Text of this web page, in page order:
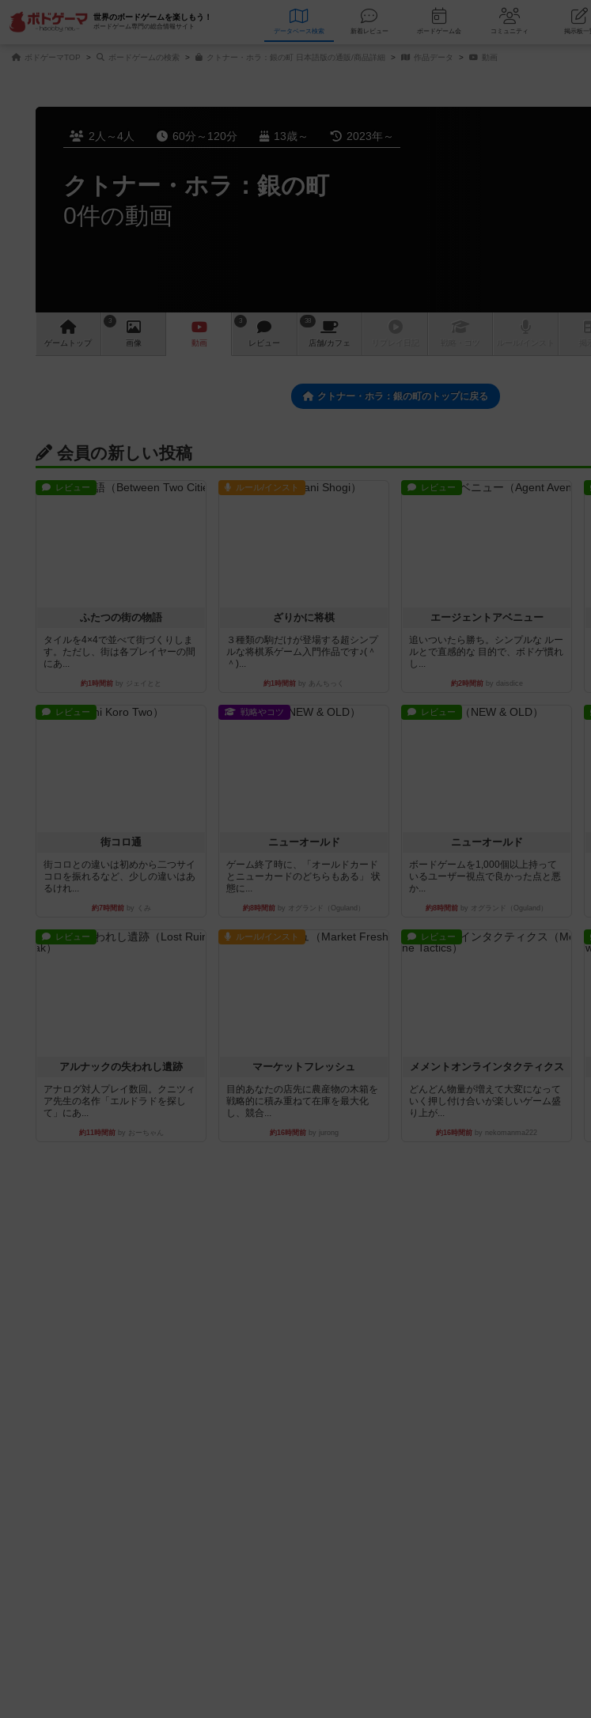
世界のボードゲームを楽しもう！
ボードゲーム専門の総合情報サイト
データベース 検索 新着レビュー ボードゲーム会 コミュニティ
ボドゲーマTOP ボードゲームの検索 クトナー・ホラ：銀の町 日本語版の通販/商品詳細 作品データ 動画
2人～4人 60分～120分 13歳～ 2023年～
クトナー・ホラ：銀の町
0件の動画
ゲーム トップ
3
画像 動画
3
レビュー
38
店舗/カフェ
クトナー・ホラ：銀の町のトップに戻る
会員の新しい投稿
レビュー
ふたつの街の物語
タイルを4×4で並べて街づくりしま
す。ただし、街は各プレイヤーの間
にあ...
約1時間前 by ジェイとと
ルール/インスト
ざりかに将棋
３種類の駒だけが登場する超シンプ
ルな将棋系ゲーム入門作品です♪(＾
＾)...
約1時間前 by あんちっく
レビュー
エージェントアベニュー
追いついたら勝ち。シンプルな ルー
ルとで直感的な 目的で、ボドゲ慣れ
し...
約2時間前by daisdice
レビュー
街コロ通
街コロとの違いは初めから二つサイ
コロを振れるなど、少しの違いはあ
るけれ...
約7時間前by くみ
戦略やコツ
ニューオールド
ゲーム終了時に、「オールドカード
とニューカードのどちらもある」 状
態に...
約8時間前 by オグランド（Oguland）
レビュー
ニューオールド
ボードゲームを1,000個以上持って
いるユーザー視点で良かった点と悪
か...
約8時間前 by オグランド（Oguland）
レビュー
アルナックの失われし遺跡
アナログ対人プレイ数回。クニツィ
ア先生の名作「エルドラドを探し
て」にあ...
約11時間前by おーちゃん
ルール/インスト
マーケットフレッシュ
目的あなたの店先に農産物の木箱を
戦略的に積み重ねて在庫を最大化
し、競合...
約16時間前by jurong
レビュー
メメントオンラインタクティクス
どんどん物量が増えて大変になって
いく押し付け合いが楽しいゲーム盛
り上が...
約16時間前 by nekomanma222